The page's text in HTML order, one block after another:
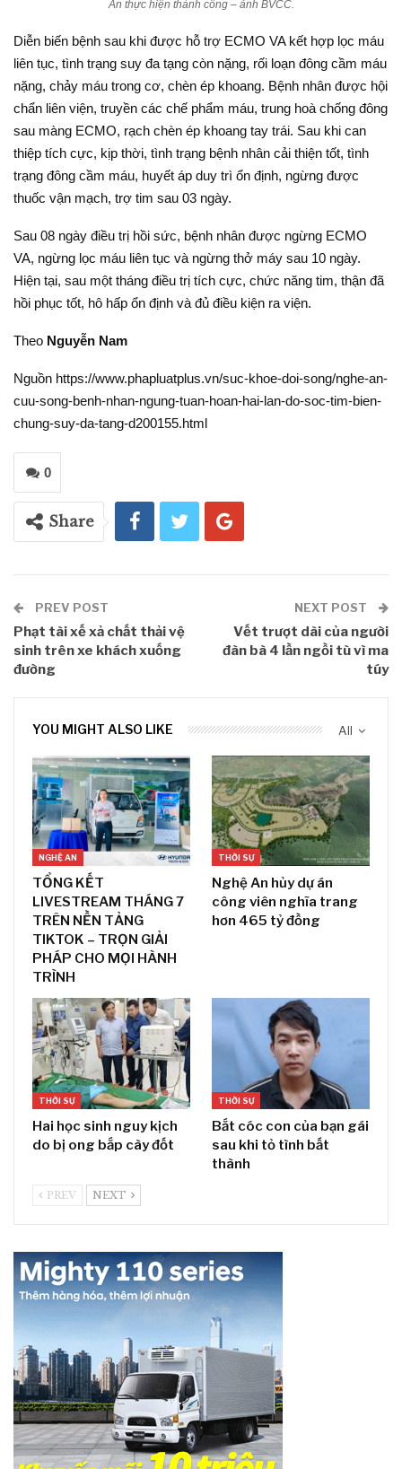
An thực hiện thành công – ảnh BVCC.
Diễn biến bệnh sau khi được hỗ trợ ECMO VA kết hợp lọc máu
liên tục, tình trạng suy đa tạng còn nặng, rối loạn đông cầm máu
nặng, chảy máu trong cơ, chèn ép khoang. Bệnh nhân được hội
chẩn liên viện, truyền các chế phẩm máu, trung hoà chống đông
sau màng ECMO, rạch chèn ép khoang tay trái. Sau khi can
thiệp tích cực, kịp thời, tình trạng bệnh nhân cải thiện tốt, tình
trạng đông cầm máu, huyết áp duy trì ổn định, ngừng được
thuốc vận mạch, trợ tim sau 03 ngày.
Sau 08 ngày điều trị hồi sức, bệnh nhân được ngừng ECMO
VA, ngừng lọc máu liên tục và ngừng thở máy sau 10 ngày.
Hiện tại, sau một tháng điều trị tích cực, chức năng tim, thận đã
hồi phục tốt, hô hấp ổn định và đủ điều kiện ra viện.
Theo Nguyễn Nam
Nguồn https://www.phapluatplus.vn/suc-khoe-doi-song/nghe-an-
cuu-song-benh-nhan-ngung-tuan-hoan-hai-lan-do-soc-tim-bien-
chung-suy-da-tang-d200155.html
0
Share
PREV POST
Phạt tài xế xả chất thải vệ
sinh trên xe khách xuống
đường
NEXT POST
Vết trượt dài của người
đàn bà 4 lần ngồi tù vì ma
túy
All
YOU MIGHT ALSO LIKE
NGHỆ AN
TỔNG KẾT
LIVESTREAM THÁNG 7
TRÊN NỀN TẢNG
TIKTOK – TRỌN GIẢI
PHÁP CHO MỌI HÀNH
TRÌNH
THỜI SỰ
Nghệ An hủy dự án
công viên nghĩa trang
hơn 465 tỷ đồng
THỜI SỰ
Hai học sinh nguy kịch
do bị ong bắp cày đốt
THỜI SỰ
Bắt cóc con của bạn gái
sau khi tỏ tình bất
thành
PREV NEXT